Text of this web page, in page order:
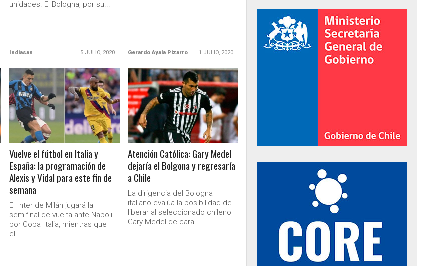
unidades. El Bologna, por su...
Indiasan 5 JULIO, 2020 Gerardo Ayala Pizarro 1 JULIO, 2020
LEER MÁS
Vuelve el fútbol en Italia y
España: la programación de
Alexis y Vidal para este fin de
semana
El Inter de Milán jugará la
semifinal de vuelta ante Napoli
por Copa Italia, mientras que
el...
LEER MÁS
Atención Católica: Gary Medel
dejaría el Bolgona y regresaría
a Chile
La dirigencia del Bologna
italiano evalúa la posibilidad de
liberar al seleccionado chileno
Gary Medel de cara...
Ministerio Secretaría General de Gobierno